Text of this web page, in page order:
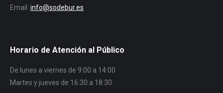
Email: info@sodebur.es
Horario de Atención al Público
De lunes a viernes de 9:00 a 14:00
Martes y jueves de 16:30 a 18:30